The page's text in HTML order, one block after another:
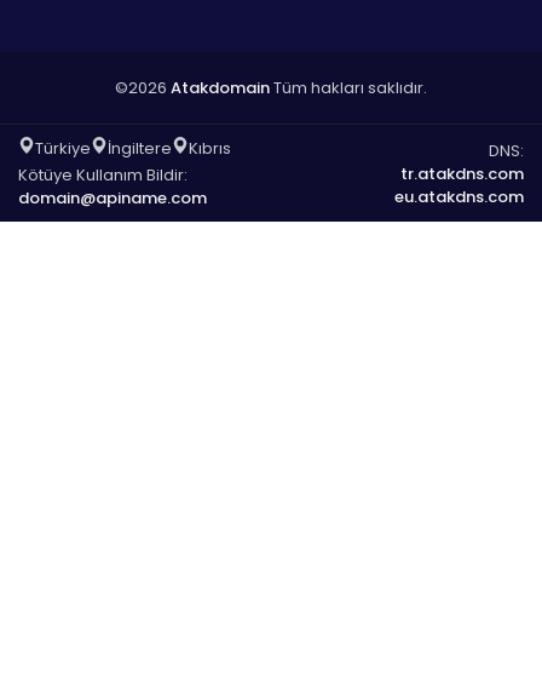
©2026 AtakdomainTüm hakları saklıdır.
Türkiye İngiltere
Kıbrıs
Kötüye Kullanım Bildir:
domain@apiname.com
DNS:
tr.atakdns.com
eu.atakdns.com